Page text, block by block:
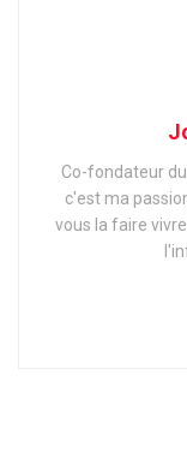
Co-fondateur
c'est ma
vous la faire